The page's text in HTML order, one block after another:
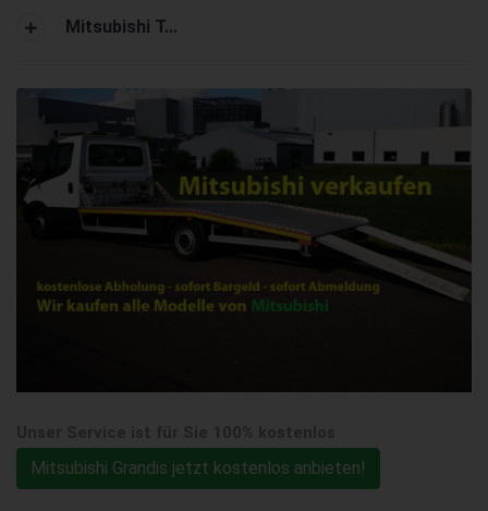
Mitsubishi T...
Mitsubishi Grandis jetzt kostenlos anbieten!